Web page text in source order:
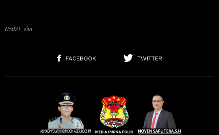
N5021_vivi
FACEBOOK TWITTER